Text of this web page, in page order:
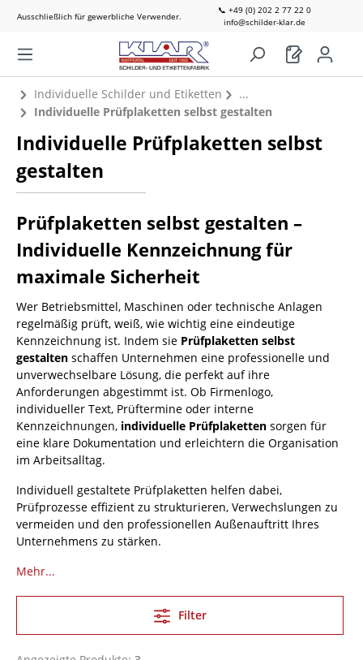
Ausschließlich für gewerbliche Verwender.
📞 +49 (0) 202 2 77 22 0
info@schilder-klar.de
Individuelle Schilder und Etiketten
Individuelle Prüfplaketten selbst gestalten
Individuelle Prüfplaketten selbst
gestalten
Prüfplaketten selbst gestalten –
Individuelle Kennzeichnung für
maximale Sicherheit
Wer Betriebsmittel, Maschinen oder technische Anlagen
regelmäßig prüft, weiß, wie wichtig eine eindeutige
Kennzeichnung ist. Indem sie Prüfplaketten selbst
gestalten schaffen Unternehmen eine professionelle und
unverwechselbare Lösung, die perfekt auf ihre
Anforderungen abgestimmt ist. Ob Firmenlogo,
individueller Text, Prüftermine oder interne
Kennzeichnungen, individuelle Prüfplaketten sorgen für
eine klare Dokumentation und erleichtern die Organisation
im Arbeitsalltag.
Individuell gestaltete Prüfplaketten helfen dabei,
Prüfprozesse effizient zu strukturieren, Verwechslungen zu
vermeiden und den professionellen Außenauftritt Ihres
Unternehmens zu stärken.
Mehr...
Filter